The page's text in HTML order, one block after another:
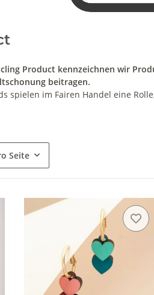
Product kennzeichnen wir
beitragen.
spielen im Fairen Handel eine
Seite